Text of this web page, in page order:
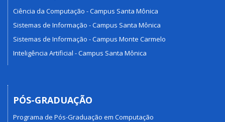
Ciência da Computação - Campus Santa Mônica
Sistemas de Informação - Campus Santa Mônica
Sistemas de Informação - Campus Monte Carmelo
Inteligência Artificial - Campus Santa Mônica
PÓS-GRADUAÇÃO
Programa de Pós-Graduação em Computação